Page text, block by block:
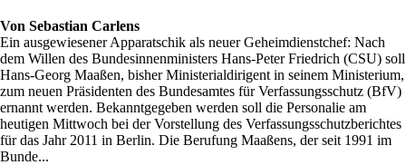
Von Sebastian Carlens
Ein ausgewiesener Apparatschik als neuer Geheimdienstchef: Nach
dem Willen des Bundesinnenministers Hans-Peter Friedrich (CSU) soll
Hans-Georg Maaßen, bisher Ministerialdirigent in seinem Ministerium,
zum neuen Präsidenten des Bundesamtes für Verfassungsschutz (BfV)
ernannt werden. Bekanntgegeben werden soll die Personalie am
heutigen Mittwoch bei der Vorstellung des Verfassungsschutzberichtes
für das Jahr 2011 in Berlin. Die Berufung Maaßens, der seit 1991 im
Bunde...